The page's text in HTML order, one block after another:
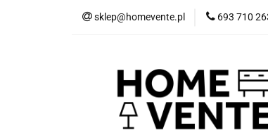
sklep@homevente.pl 693 710
Meble
Inne